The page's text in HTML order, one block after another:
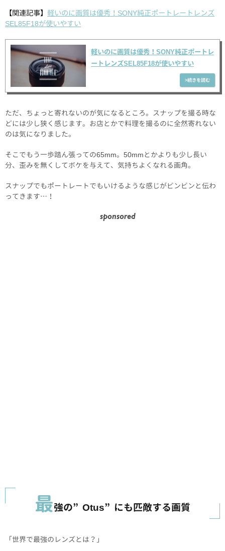
【関連記事】 軽いのに画質は優秀！SONY純正ポートレートレンズ
SEL85F18が使いやすい
軽いのに画質は優秀！SONY純正ポートレ
ートレンズSEL85F18が使いやすい
ただ、ちょっと寄れないのが気になるところ。スナップを撮る時な
どには少し狭く感じます。お店とかで料理を撮るのに全然寄れない
のは気になりました。
そこでもう一歩踏ん張っての65mm。50mmとかよりも少し長い
分、歪みを無くしてボケを与えて、気持ちよくなれる画角。
スナップでもポートレートでもいけるような感じがビンビンと伝わ
ってきます…！
sponsored
最強の”Otus”にも匹敵する画質
「世界で最強のレンズとは？」